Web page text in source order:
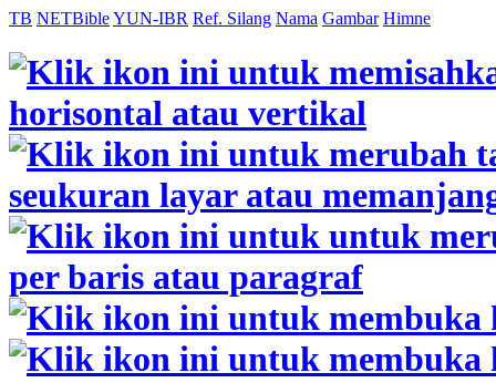
TB NETBibleYUN-IBR Ref. Silang Nama Gambar Himne